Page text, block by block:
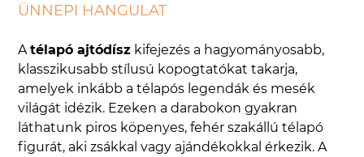
ÜNNEPI HANGULAT
Atélapó ajtódísz kifejezés a hagyományosabb,
klasszikusabb stílusú kopogtatókat takarja,
amelyek inkább a télapós legendák és mesék
világát idézik. Ezeken a darabokon gyakran
láthatunk piros köpenyes, fehér szakállú télapó
figurát, aki zsákkal vagy ajándékokkal érkezik. A